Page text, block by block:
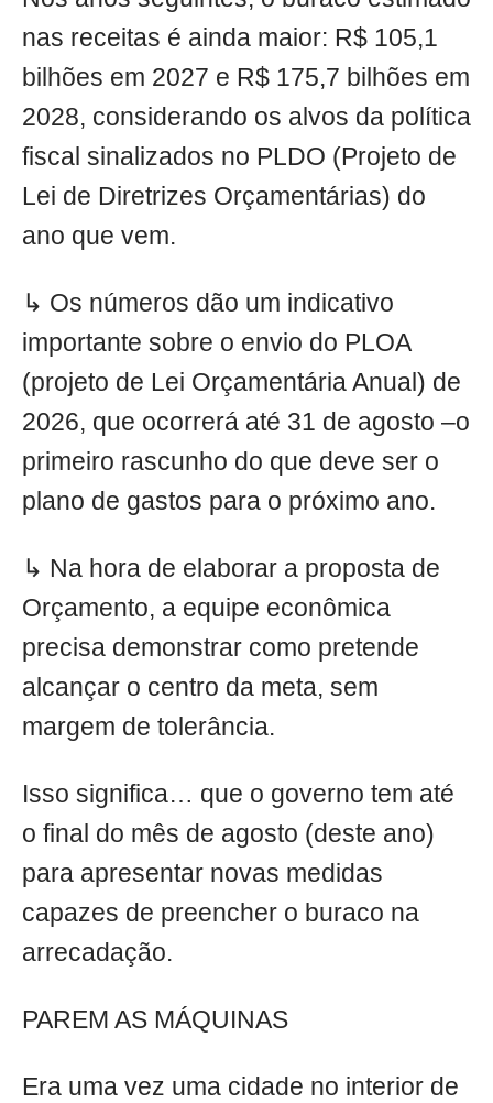
nas receitas é ainda maior: R$ 105,1
bilhões em 2027 e R$ 175,7 bilhões em
2028, considerando os alvos da política
fiscal sinalizados no PLDO (Projeto de
Lei de Diretrizes Orçamentárias) do
ano que vem.
↳ Os números dão um indicativo
importante sobre o envio do PLOA
(projeto de Lei Orçamentária Anual) de
2026, que ocorrerá até 31 de agosto –o
primeiro rascunho do que deve ser o
plano de gastos para o próximo ano.
↳ Na hora de elaborar a proposta de
Orçamento, a equipe econômica
precisa demonstrar como pretende
alcançar o centro da meta, sem
margem de tolerância.
Isso significa… que o governo tem até
o final do mês de agosto (deste ano)
para apresentar novas medidas
capazes de preencher o buraco na
arrecadação.
PAREM AS MÁQUINAS
Era uma vez uma cidade no interior de